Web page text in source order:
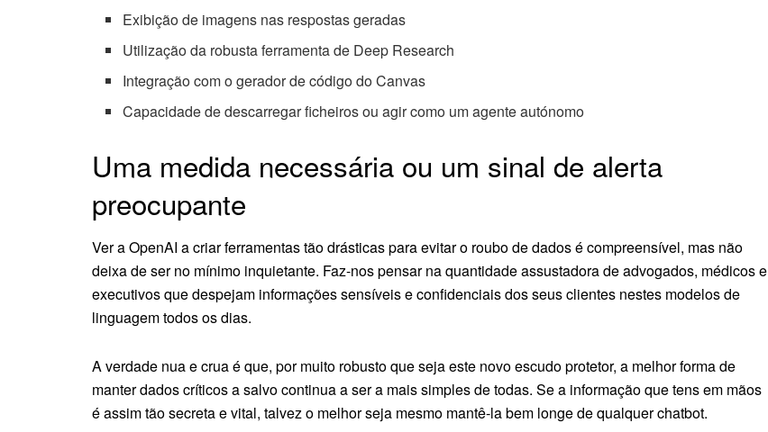
Exibição de imagens nas respostas geradas
Utilização da robusta ferramenta de Deep Research
Integração com o gerador de código do Canvas
Capacidade de descarregar ficheiros ou agir como um agente autónomo
Uma medida necessária ou um sinal de alerta
preocupante
Ver a OpenAI a criar ferramentas tão drásticas para evitar o roubo de dados é compreensível, mas não
deixa de ser no mínimo inquietante. Faz-nos pensar na quantidade assustadora de advogados, médicos e
executivos que despejam informações sensíveis e confidenciais dos seus clientes nestes modelos de
linguagem todos os dias.
A verdade nua e crua é que, por muito robusto que seja este novo escudo protetor, a melhor forma de
manter dados críticos a salvo continua a ser a mais simples de todas. Se a informação que tens em mãos
é assim tão secreta e vital, talvez o melhor seja mesmo mantê-la bem longe de qualquer chatbot.